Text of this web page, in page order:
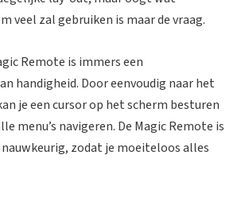
veel zal gebruiken is maar de vraag.
Remote is immers een
handigheid. Door eenvoudig naar het
je een cursor op het scherm besturen
menu’s navigeren. De Magic Remote is
zodat je moeiteloos alles